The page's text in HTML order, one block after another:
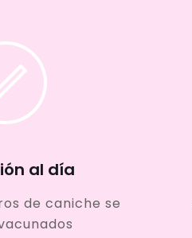
al día
de caniche se